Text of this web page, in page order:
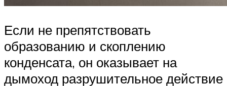
Если не препятствовать
образованию и скоплению
конденсата, он оказывает на
дымоход разрушительное действие